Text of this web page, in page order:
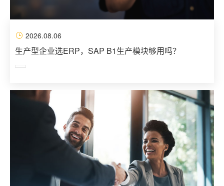
2026.08.06
生产型企业选ERP，SAP B1生产模块够用吗？